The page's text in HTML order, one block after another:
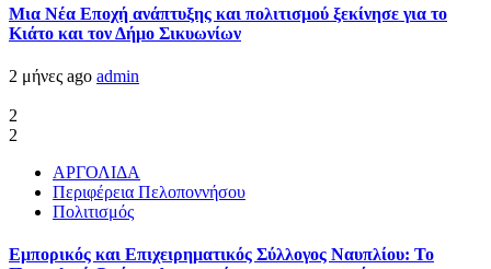
Μια Νέα Εποχή ανάπτυξης και πολιτισμού ξεκίνησε για το
Κιάτο και τον Δήμο Σικυωνίων
2 μήνες ago admin
2
2
ΑΡΓΟΛΙΔΑ
Περιφέρεια Πελοποννήσου
Πολιτισμός
Εμπορικός και Επιχειρηματικός Σύλλογος Ναυπλίου: Το